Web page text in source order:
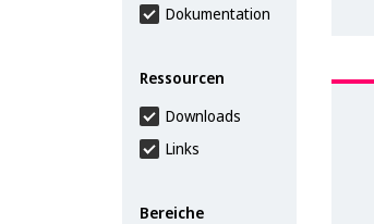
Dokumentation
Ressourcen
Downloads
Links
Bereiche